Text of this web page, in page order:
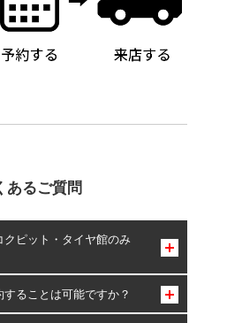
あるご質問
クピット・タイヤ館のみ
のみとなります。
ることは可能ですか？